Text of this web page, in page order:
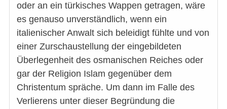
oder an ein türkisches Wappen getragen, wäre
es genauso unverständlich, wenn ein
italienischer Anwalt sich beleidigt fühlte und von
einer Zurschaustellung der eingebildeten
Überlegenheit des osmanischen Reiches oder
gar der Religion Islam gegenüber dem
Christentum spräche. Um dann im Falle des
Verlierens unter dieser Begründung die